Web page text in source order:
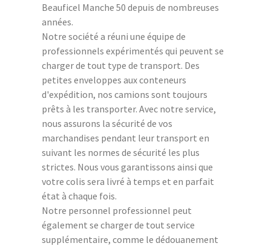
Beauficel Manche 50 depuis de nombreuses
années.
Notre société a réuni une équipe de
professionnels expérimentés qui peuvent se
charger de tout type de transport. Des
petites enveloppes aux conteneurs
d'expédition, nos camions sont toujours
prêts à les transporter. Avec notre service,
nous assurons la sécurité de vos
marchandises pendant leur transport en
suivant les normes de sécurité les plus
strictes. Nous vous garantissons ainsi que
votre colis sera livré à temps et en parfait
état à chaque fois.
Notre personnel professionnel peut
également se charger de tout service
supplémentaire, comme le dédouanement